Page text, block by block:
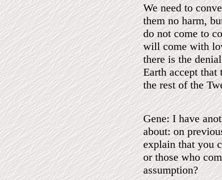
We need to
them no harm,
do not come to
will come with
there is the
Earth accept
the rest of the
Gene: I have
about: on
explain that you
or those who
assumption?